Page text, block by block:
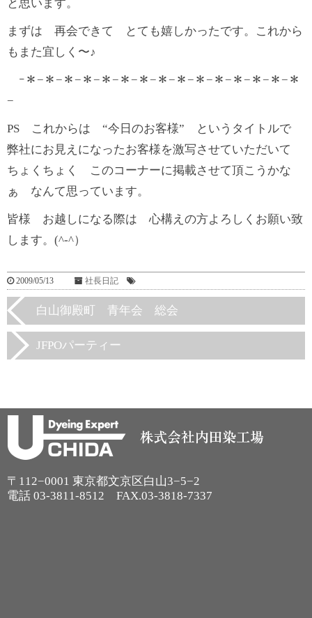
と思います。
まずは 再会できて とても嬉しかったです。これから
もまた宜しく〜♪
ｰ＊−＊−＊−＊−＊−＊−＊−＊−＊−＊−＊−＊−＊−＊−＊
−
PS これからは “今日のお客様” というタイトルで
弊社にお見えになったお客様を激写させていただいて
ちょくちょく このコーナーに掲載させて頂こうかな
ぁ なんて思っています。
皆様 お越しになる際は 心構えの方よろしくお願い致
します。(^-^）
2009/05/13 社長日記
白山御殿町 青年会 総会
JFPOパーティー
〒112−0001 東京都文京区白山3−5−2
電話 03-3811-8512 FAX.03-3818-7337